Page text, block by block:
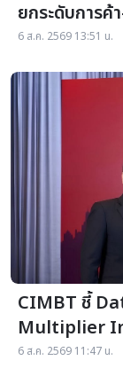
ยกระดับการ
6 ส.ค. 2569 13:51 น.
CIMBT ชี้
Multiplier
โซ่อาเซียน แน
6 ส.ค. 2569 11:47 น.